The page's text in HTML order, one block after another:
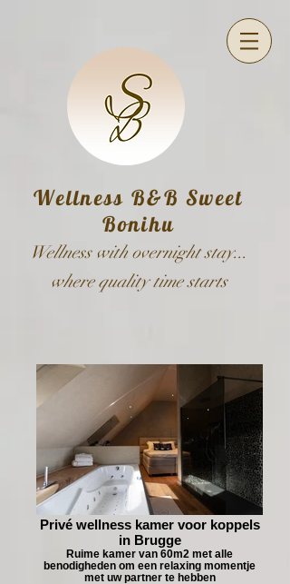
Wellness B&B Sweet
Bonihu
Wellness with overnight stay...
where quality time starts
Privé wellness kamer voor koppels
in Brugge
Ruime kamer van 60m2 met alle
benodigheden om een relaxing momentje
met uw partner te hebben